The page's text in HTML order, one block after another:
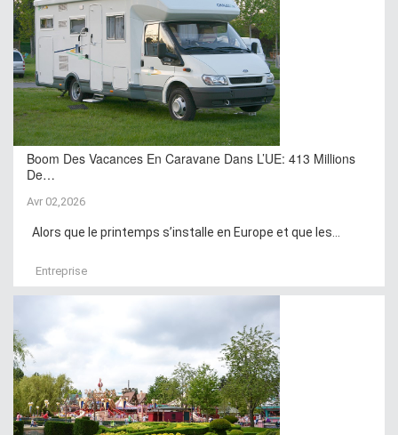
Boom Des Vacances En Caravane Dans L’UE: 413 Millions
De…
Avr 02,2026
Alors que le printemps s’installe en Europe et que les...
Entreprise